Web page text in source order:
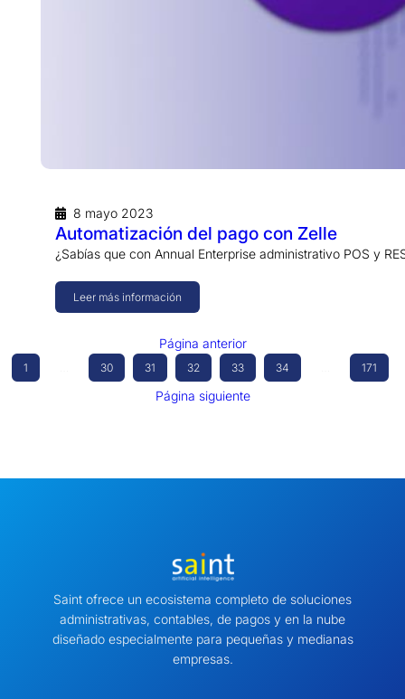
8 mayo 2023
Automatización del pago con Zelle
¿Sabías que con Annual Enterprise administrativo POS y
Leer más información
Página anterior
1 30 31 32 33 34 171
Página siguiente
Saint ofrece un ecosistema completo de soluciones
administrativas, contables, de pagos y en la nube
diseñado especialmente para pequeñas y medianas
empresas.